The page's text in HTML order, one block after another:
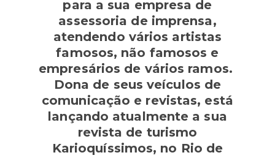
para a sua empresa de
assessoria de imprensa,
atendendo vários artistas
famosos, não famosos e
empresários de vários ramos.
Dona de seus veículos de
comunicação e revistas, está
lançando atualmente a sua
revista de turismo
Karioquíssimos, no Rio de